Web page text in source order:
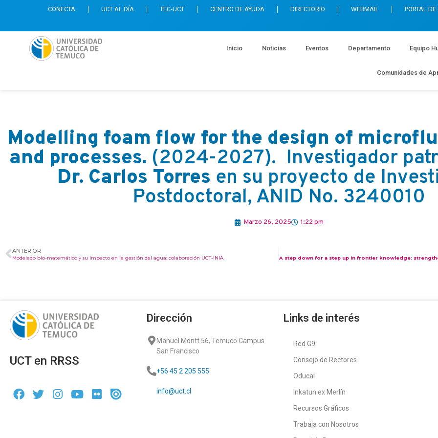
CONECTA UCT AL DÍA TEC-UCT CENTRO DE AYUDA DIRECTORIO WEBMAIL PORTAL DE
Inicio Noticias Eventos Departamento Equipo
Comunidades de
Modelling foam flow for the design of
and processes. (2024-2027). Investigador
Dr. Carlos Torres en su proyecto de
Postdoctoral, ANID No. 3240010
Marzo 26, 2025 1:22 pm
ANTERIOR
Modelado bio-matemático y su impacto en la gestión del agua: colaboración UCT-INIA
UCT en RRSS
Dirección
Manuel Montt 56, Temuco Campus
San Francisco
+56 45 2 205 555
info@uct.cl
Links de interés
Red G9
Consejo de Rectores
Oducal
Inkatun ex Merlín
Recursos Gráficos
Trabaja con Nosotros